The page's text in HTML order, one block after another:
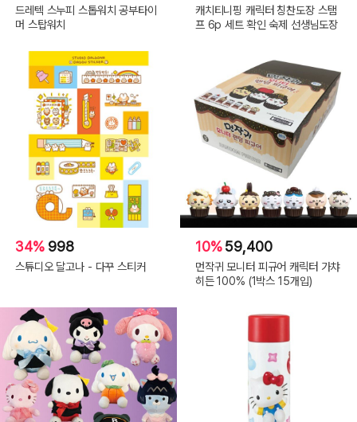
드레텍 스누피 스톱워치 공부타이
머 스탑워치
캐치티니핑 캐릭터 칭찬도장 스탬
프 6p 세트 확인 숙제 선생님도장
34% 998
스튜디오 달고나 - 다꾸 스티커
10%59,400
먼작귀 모니터 피규어 캐릭터 가챠
히든 100% (1박스 15개입)